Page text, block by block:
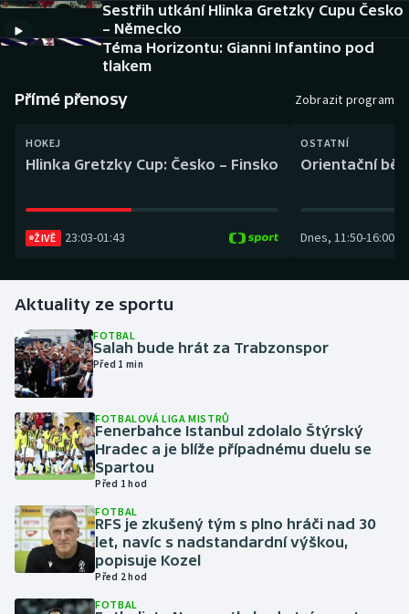
Baseball a softbal
Biatlon
Boby a skeleton
Curling
Dostihy
Florbal
Futsal
Golf
Gymnastika
Házená
Jezdectví
Historické návraty
Aplikace ČT sport
AZ kvíz
Sestřih utkání Hlinka Gretzky Cupu Česko
– Německo
Téma Horizontu: Gianni Infantino pod
tlakem
Přímé přenosy Zobrazit program
HOKEJ
Hlinka Gretzky Cup: Česko – Finsko
ŽIVĚ 23:03-01:43
OSTATNÍ
Orientační
Dnes, 11:50-16:00
Aktuality ze sportu
FOTBAL
Salah bude hrát za Trabzonspor
Před 1 min
FOTBALOVÁ LIGA MISTRŮ
Fenerbahce Istanbul zdolalo Štýrský
Hradec a je blíže případnému duelu se
Spartou
Před 1 hod
FOTBAL
RFS je zkušený tým s plno hráči nad 30
let, navíc s nadstandardní výškou,
popisuje Kozel
Před 2 hod
FOTBAL